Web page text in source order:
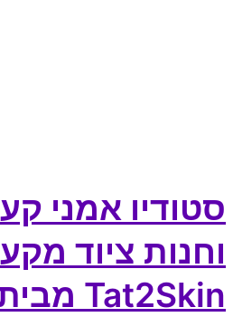
סטודיו אמני
וחנות ציוד
Tat2Skin מבית משה אלול